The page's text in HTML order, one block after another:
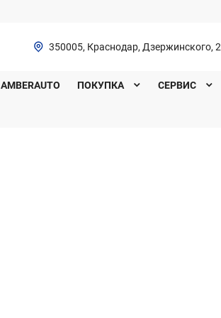
350005, Краснодар, Дзержинского,
AMBERAUTO ПОКУПКА СЕРВИС